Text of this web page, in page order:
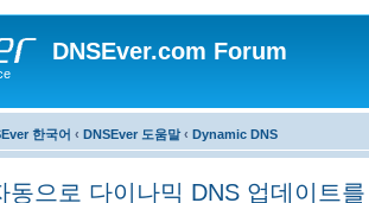
DNSEver.com Forum
한국어 ‹ DNSEver 도움말 ‹ Dynamic DNS
동으로 다이나믹 DNS 업데이트